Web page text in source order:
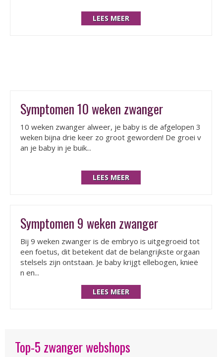
LEES MEER
Symptomen 10 weken zwanger
10 weken zwanger alweer, je baby is de afgelopen 3
weken bijna drie keer zo groot geworden! De groei v
an je baby in je buik...
LEES MEER
Symptomen 9 weken zwanger
Bij 9 weken zwanger is de embryo is uitgegroeid tot
een foetus, dit betekent dat de belangrijkste orgaan
stelsels zijn ontstaan. Je baby krijgt ellebogen, knieë
n en...
LEES MEER
Top-5 zwanger webshops